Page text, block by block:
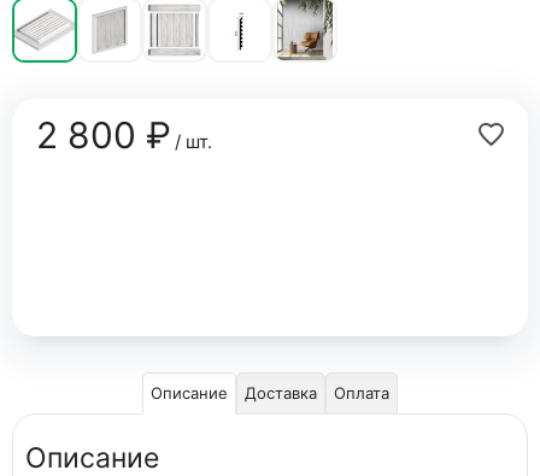
2 800 ₽/ шт.
Описание Доставка Оплата
Описание